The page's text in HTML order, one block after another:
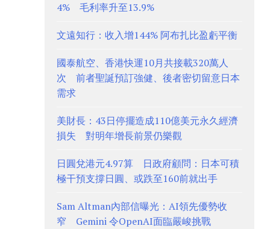
4% 毛利率升至13.9%
文遠知行：收入增144% 阿布扎比盈虧平衡
國泰航空、香港快運10月共接載320萬人
次 前者聖誕預訂強健、後者密切留意日本
需求
美財長：43日停擺造成110億美元永久經濟
損失 對明年增長前景仍樂觀
日圓兌港元4.97算 日政府顧問：日本可積
極干預支撐日圓、或跌至160前就出手
Sam Altman內部信曝光：AI領先優勢收
窄 Gemini 令OpenAI面臨嚴峻挑戰